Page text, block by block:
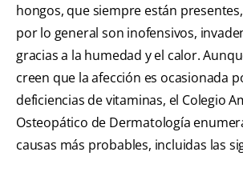
hongos, que siempre están
por lo general son inofensivos,
gracias a la humedad y el calor.
creen que la afección es ocasionada
deficiencias de vitaminas, el Colegio
Osteopático de Dermatología
causas más probables, incluidas las